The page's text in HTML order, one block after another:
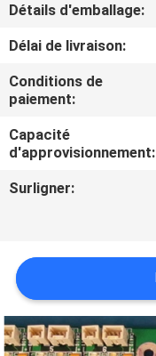
DE
QUALITÉ
CONTACTEZ-
NOUS
DEMANDEZ
CITATION
PLAN
DU
Détails d'emballage:
Délai de livraison:
Conditions de
paiement:
Capacité
d'approvisionnement:
Surligner: